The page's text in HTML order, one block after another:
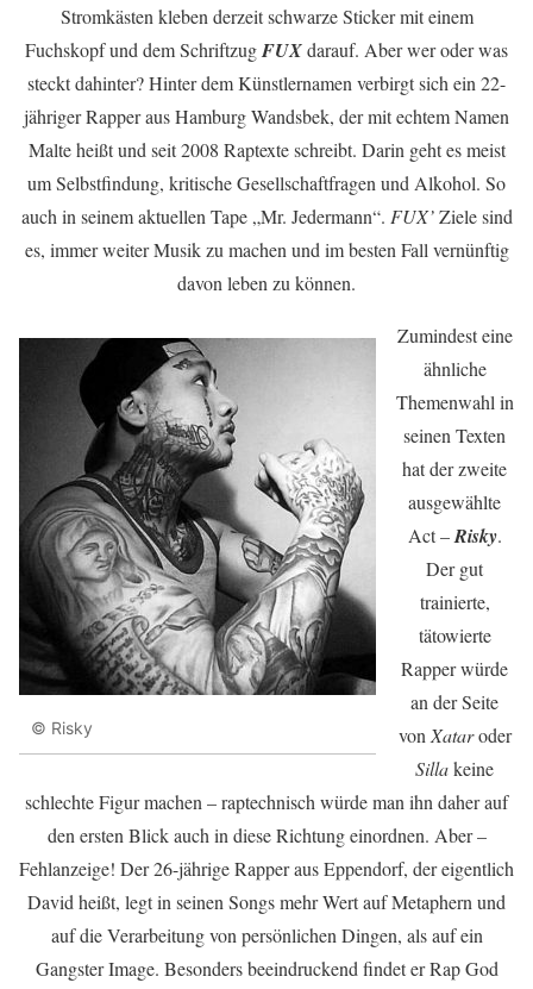
Stromkästen kleben derzeit schwarze Sticker mit einem
Fuchskopf und dem SchriftzugFUXdarauf. Aber wer oder was
steckt dahinter? Hinter dem Künstlernamen verbirgt sich ein 22-
jähriger Rapper aus Hamburg Wandsbek, der mit echtem Namen
Malte heißt und seit 2008 Raptexte schreibt. Darin geht es meist
um Selbstfindung, kritische Gesellschaftfragen und Alkohol. So
auch in seinem aktuellen Tape „Mr. Jedermann“. FUX’Ziele sind
es, immer weiter Musik zu machen und im besten Fall vernünftig
davon leben zu können.
© Risky
Zumindest eine
ähnliche
Themenwahl in
seinen Texten
hat der zweite
ausgewählte
Act –Risky.
Der gut
trainierte,
tätowierte
Rapper würde
an der Seite
von Xataroder
Sillakeine
schlechte Figur machen – raptechnisch würde man ihn daher auf
den ersten Blick auch in diese Richtung einordnen. Aber –
Fehlanzeige! Der 26-jährige Rapper aus Eppendorf, der eigentlich
David heißt, legt in seinen Songs mehr Wert auf Metaphern und
auf die Verarbeitung von persönlichen Dingen, als auf ein
Gangster Image. Besonders beeindruckend findet er Rap God